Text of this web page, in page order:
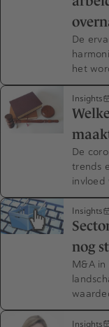
De
het
Insights
De
trends
invloed
Insights
nog
M&A
Insights